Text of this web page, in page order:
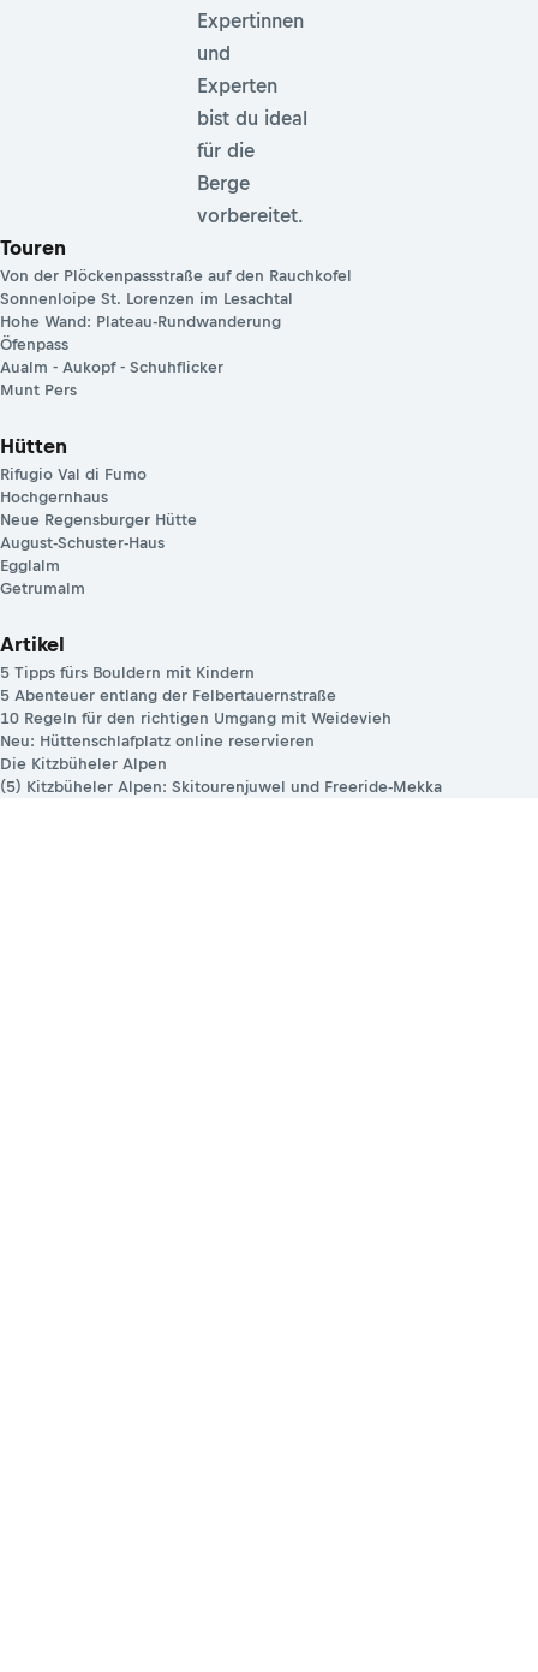
Expertinnen
und
Experten
bist du ideal
für die
Berge
vorbereitet.
Touren
Von der Plöckenpassstraße auf den Rauchkofel
Sonnenloipe St. Lorenzen im Lesachtal
Hohe Wand: Plateau-Rundwanderung
Öfenpass
Aualm - Aukopf - Schuhflicker
Munt Pers
Hütten
Rifugio Val di Fumo
Hochgernhaus
Neue Regensburger Hütte
August-Schuster-Haus
Egglalm
Getrumalm
Artikel
5 Tipps fürs Bouldern mit Kindern
5 Abenteuer entlang der Felbertauernstraße
10 Regeln für den richtigen Umgang mit Weidevieh
Neu: Hüttenschlafplatz online reservieren
Die Kitzbüheler Alpen
(5) Kitzbüheler Alpen: Skitourenjuwel und Freeride-Mekka